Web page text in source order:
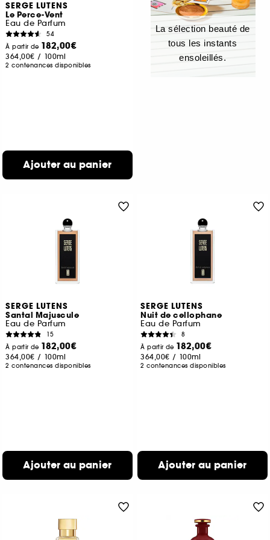
SERGE LUTENS
Le Perce-Vent
Eau de Parfum
54
À partir de 182,00€
364,00€ / 100ml
2 contenances disponibles
Ajouter au panier
La sélection beauté de
tous les instants
ensoleillés.
SERGE LUTENS
Santal Majuscule
Eau de Parfum
15
À partir de 182,00€
364,00€ / 100ml
2 contenances disponibles
Ajouter au panier
SERGE LUTENS
Nuit de cellophane
Eau de Parfum
8
À partir de 182,00€
364,00€ / 100ml
2 contenances disponibles
Ajouter au panier